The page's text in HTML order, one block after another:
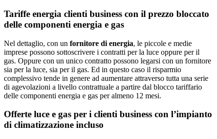
Tariffe energia clienti business con il prezzo bloccato
delle componenti energia e gas
Nel dettaglio, con un fornitore di energia, le piccole e medie
imprese possono sottoscrivere i contratti per la luce oppure per il
gas. Oppure con un unico contratto possono legarsi con un fornitore
sia per la luce, sia per il gas. Ed in questo caso il risparmio
complessivo tende in genere ad aumentare attraverso tutta una serie
di agevolazioni a livello contrattuale a partire dal blocco tariffario
delle componenti energia e gas per almeno 12 mesi.
Offerte luce e gas per i clienti business con l’impianto
di climatizzazione incluso